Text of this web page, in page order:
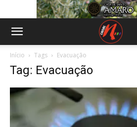
Início Tags Evacuação
Tag: Evacuação